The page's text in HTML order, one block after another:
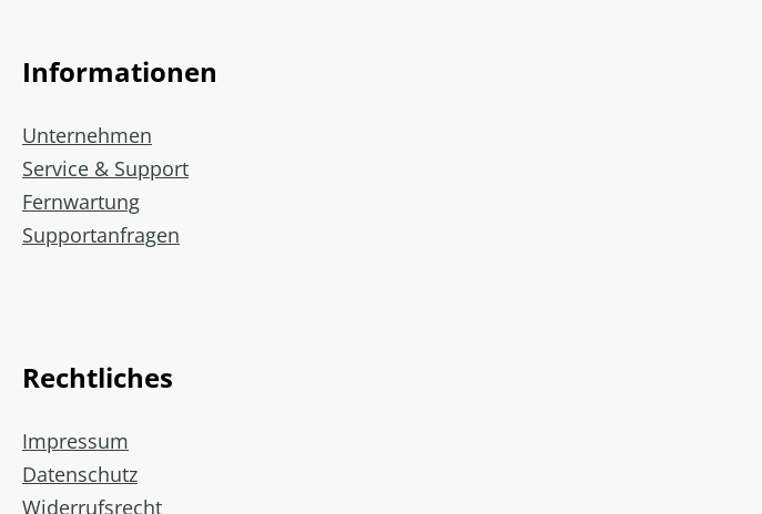
Informationen
Unternehmen
Service & Support
Fernwartung
Supportanfragen
Rechtliches
Impressum
Datenschutz
Widerrufsrecht